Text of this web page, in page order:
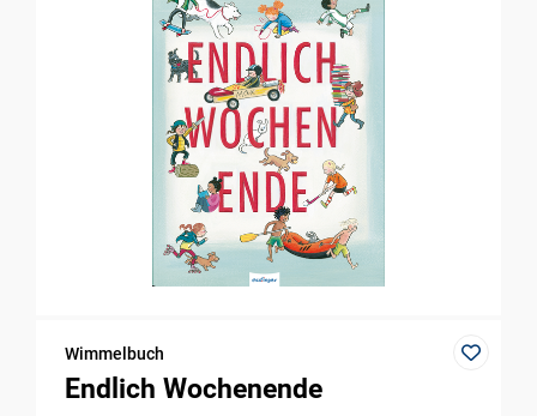
Wimmelbuch
Endlich Wochenende